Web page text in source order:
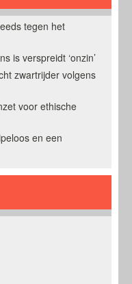
tegen het
is verspreidt ‘onzin’
zwartrijder volgens
voor ethische
en een